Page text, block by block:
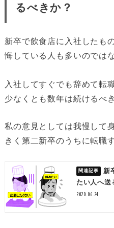
るべきか？
新卒で飲食店に入社したも
悔している人も多いのでは
入社してすぐでも辞めて転
少なくとも数年は続けるべ
私の意見としては我慢して
きく第二新卒のうちに転職
新
たい人へ送
2020.06.24